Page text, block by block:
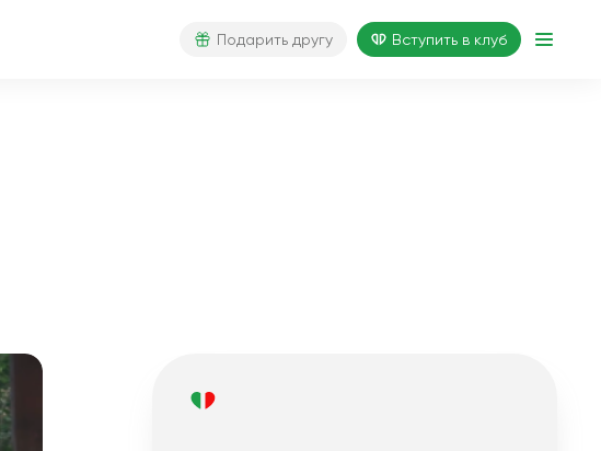
Подарить другу Вступить в клуб